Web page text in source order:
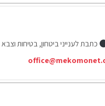
כתבת לענייני ביטחון, בטיחות וצבא